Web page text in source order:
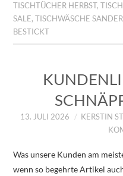
TISCHTÜCHER HERBST,
SALE,TISCHWÄSCHE SANDER
BESTICKT
13. JULI 2026 KERSTIN
Was unsere Kunden am
wenn so begehrte Artikel